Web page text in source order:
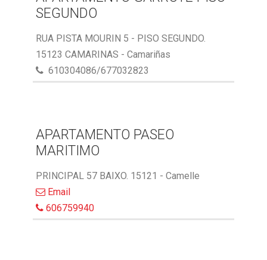
SEGUNDO
RUA PISTA MOURIN 5 - PISO SEGUNDO.
15123 CAMARINAS - Camariñas
610304086/677032823
APARTAMENTO PASEO
MARITIMO
PRINCIPAL 57 BAIXO. 15121 - Camelle
Email
606759940